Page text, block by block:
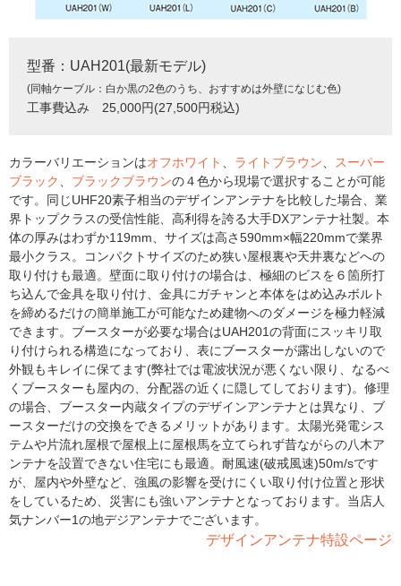
型番：UAH201(最新モデル)
(同軸ケーブル：白か黒の2色のうち、おすすめは外壁になじむ色)
工事費込み 25,000円(27,500円税込)
カラーバリエーションはオフホワイト ライトブラウン
スーパー
ブラック
ブラックブラウンの４色から現場で選択することが可能
です。同じUHF20素子相当のデザインアンテナを比較した場合、業
界トップクラスの受信性能、高利得を誇る大手DXアンテナ社製。本
体の厚みはわずか119mm、サイズは高さ590mm×幅220mmで業界
最小クラス。コンパクトサイズのため狭い屋根裏や天井裏などへの
取り付けも最適。壁面に取り付けの場合は、極細のビスを６箇所打
ち込んで金具を取り付け、金具にガチャンと本体をはめ込みボルト
を締めるだけの簡単施工が可能なため建物へのダメージを極力軽減
できます。ブースターが必要な場合はUAH201の背面にスッキリ取
り付けられる構造になっており、表にブースターが露出しないので
外観もキレイに保てます(弊社では電波状況が悪くない限り、なるべ
くブースターも屋内の、分配器の近くに隠してしております)。修理
の場合、ブースター内蔵タイプのデザインアンテナとは異なり、ブ
ースターだけの交換をできるメリットがあります。太陽光発電シス
テムや片流れ屋根で屋根上に屋根馬を立てられず昔ながらの八木ア
ンテナを設置できない住宅にも最適。耐風速(破戒風速)50m/sです
が、屋内や外壁など、強風の影響を受けにくい取り付け位置と形状
をしているため、災害にも強いアンテナとなっております。当店人
気ナンバー1の地デジアンテナでございます。
デザインアンテナ特設ページ